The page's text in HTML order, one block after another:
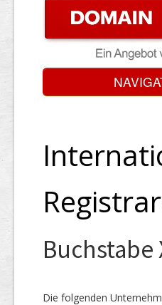
Buchstabe
Die folgenden